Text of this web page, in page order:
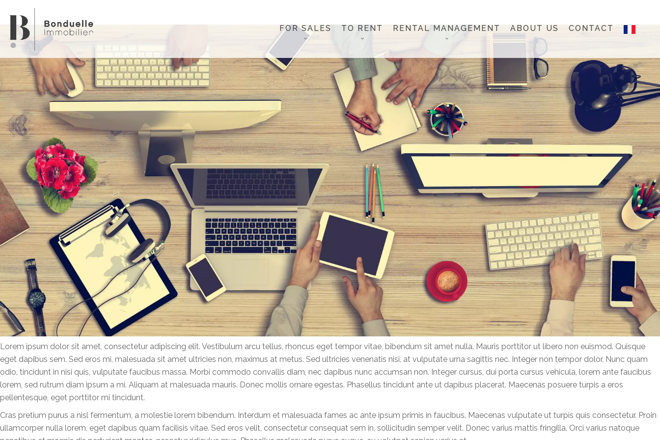
FOR SALES TO RENT RENTAL MANAGEMENT ABOUT US CONTACT
Lorem ipsum dolor sit amet, consectetur adipiscing elit. Vestibulum arcu tellus, rhoncus eget tempor vitae, bibendum sit amet nulla. Mauris porttitor ut libero non euismod. Quisque
eget dapibus sem. Sed eros mi, malesuada sit amet ultricies non, maximus at metus. Sed ultricies venenatis nisi, at vulputate urna sagittis nec. Integer non tempor dolor. Nunc quam
odio, tincidunt in nisi quis, vulputate faucibus massa. Morbi commodo convallis diam, nec dapibus nunc accumsan non. Integer cursus, dui porta cursus vehicula, lorem ante faucibus
lorem, sed rutrum diam ipsum a mi. Aliquam at malesuada mauris. Donec mollis ornare egestas. Phasellus tincidunt ante ut dapibus placerat. Maecenas posuere turpis a eros
pellentesque, eget porttitor mi tincidunt.
Cras pretium purus a nisl fermentum, a molestie lorem bibendum. Interdum et malesuada fames ac ante ipsum primis in faucibus. Maecenas vulputate ut turpis quis consectetur. Proin
ullamcorper nulla lorem, eget dapibus quam facilisis vitae. Sed eros velit, consectetur consequat sem in, sollicitudin semper velit. Donec varius mattis fringilla. Orci varius natoque